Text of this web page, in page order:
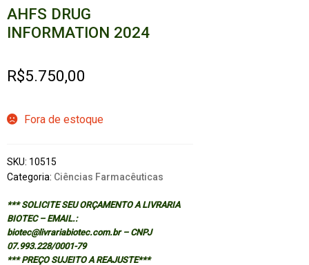
AHFS DRUG
INFORMATION 2024
R$5.750,00
Fora de estoque
SKU: 10515
Categoria: Ciências Farmacêuticas
*** SOLICITE SEU ORÇAMENTO A LIVRARIA
BIOTEC – EMAIL.:
biotec@livrariabiotec.com.br – CNPJ
07.993.228/0001-79
*** PREÇO SUJEITO A REAJUSTE***